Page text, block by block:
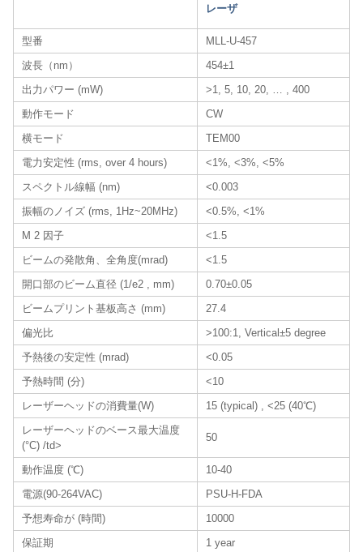
レーザ
型番
MLL-U-457
波長（nm）
454±1
出力パワー (mW)
>1, 5, 10, 20, … , 400
動作モード
CW
横モード
TEM00
電力安定性 (rms, over 4 hours)
<1%, <3%, <5%
スペクトル線幅 (nm)
<0.003
振幅のノイズ (rms, 1Hz~20MHz)
<0.5%, <1%
M 2 因子
<1.5
ビームの発散角、全角度(mrad)
<1.5
開口部のビーム直径 (1/e2 , mm)
0.70±0.05
ビームプリント基板高さ (mm)
27.4
偏光比
>100:1, Vertical±5 degree
予熱後の安定性 (mrad)
<0.05
予熱時間 (分)
<10
レーザーヘッドの消費量(W)
15 (typical) , <25 (40℃)
レーザーヘッドのベース最大温度
(°C) /td>
50
動作温度 (℃)
10-40
電源(90-264VAC)
PSU-H-FDA
予想寿命が (時間)
10000
保証期
1 year